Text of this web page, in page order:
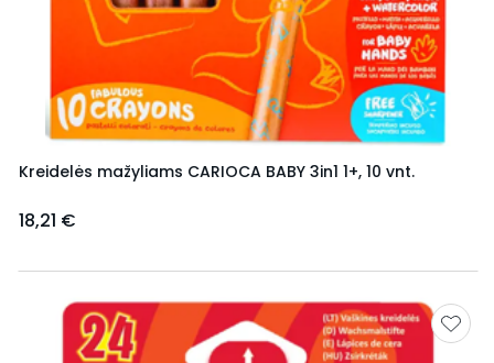
Kreidelės mažyliams CARIOCA BABY 3in1 1+, 10 vnt.
18,21 €